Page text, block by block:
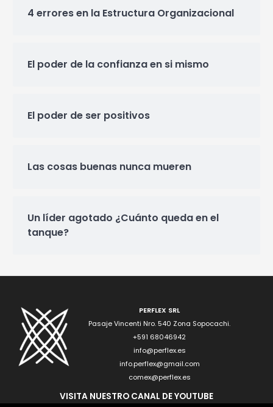
4 errores en la Estructura Organizacional
El poder de la confianza en si mismo
El poder de ser positivos
Las cosas buenas nunca mueren
Un líder agotado ¿Cuánto queda en el
tanque?
PERFLEX SRL
Pasaje Vincenti Nro. 540 Zona Sopocachi.
+591 68046942
info@perflex.es
info.perflex@gmail.com
comex@perflex.es
VISITA NUESTRO CANAL DE YOUTUBE